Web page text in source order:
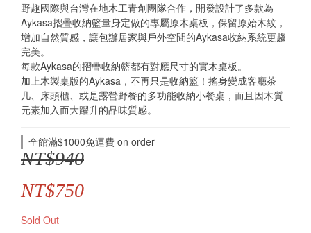
野趣國際與台灣在地木工青創團隊合作，開發設計了多款為
Aykasa摺疊收納籃量身定做的專屬原木桌板，保留原始木紋，
增加自然質感，讓包辦居家與戶外空間的Aykasa收納系統更趨
完美。
每款Aykasa的摺疊收納籃都有對應尺寸的實木桌板。
加上木製桌版的Aykasa，不再只是收納籃！搖身變成客廳茶
几、床頭櫃、或是露營野餐的多功能收納小餐桌，而且因木質
元素加入而大躍升的品味質感。
全館滿$1000免運費 on order
NT$940
NT$750
Sold Out